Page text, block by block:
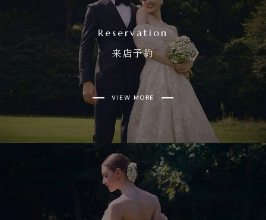
Reservation
来店予約
VIEW MORE